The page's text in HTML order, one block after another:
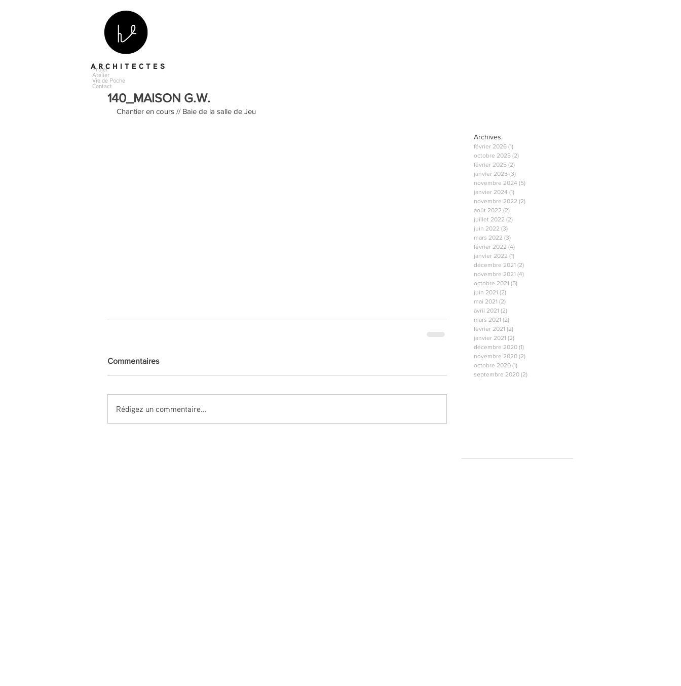
A R C H I T E C T E S
140_MAISON G.W.
Chantier en cours // Baie de la salle de Jeu
Commentaires
Rédigez un commentaire...
Archives
février 2026 (1)
octobre 2025 (2)
février 2025 (2)
janvier 2025 (3)
novembre 2024 (5)
janvier 2024 (1)
novembre 2022 (2)
août 2022 (2)
juillet 2022 (2)
juin 2022 (3)
mars 2022 (3)
février 2022 (4)
janvier 2022 (1)
décembre 2021 (2)
novembre 2021 (4)
octobre 2021 (5)
juin 2021 (2)
mai 2021 (2)
avril 2021 (2)
mars 2021 (2)
février 2021 (2)
janvier 2021 (2)
décembre 2020 (1)
novembre 2020 (2)
octobre 2020 (1)
septembre 2020 (2)
Projet
Atelier
Vie de Poche
Contact